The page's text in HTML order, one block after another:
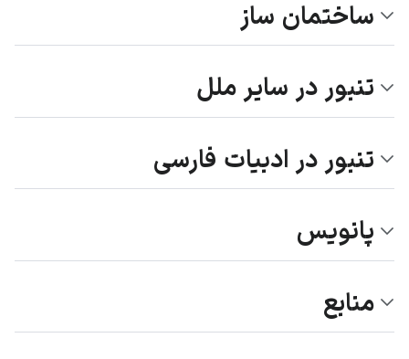
ساختمان ساز
تنبور در سایر ملل
تنبور در ادبیات فارسی
پانویس
منابع